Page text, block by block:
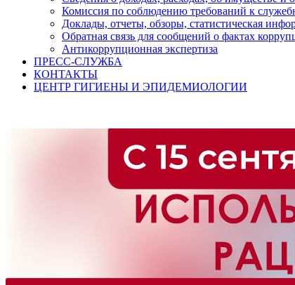
Комиссия по соблюдению требований к
Доклады, отчеты, обзоры, статистическая
Обратная связь для сообщений о фактах
Антикоррупционная экспертиза
ПРЕСС-СЛУЖБА
КОНТАКТЫ
ЦЕНТР ГИГИЕНЫ И ЭПИДЕМИОЛОГИИ